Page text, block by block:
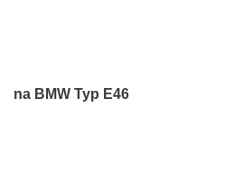
na BMW Typ E46